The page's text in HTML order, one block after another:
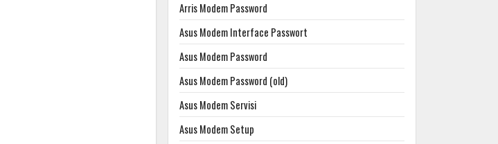
Arris Modem Password
Asus Modem Interface Passwort
Asus Modem Password
Asus Modem Password (old)
Asus Modem Servisi
Asus Modem Setup